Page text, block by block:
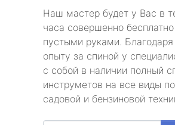
Наш мастер будет у Вас в
часа совершенно
пустыми руками.
опыту за спиной у
с собой в наличии полный
инструметов на все виды
садовой и бензиновой